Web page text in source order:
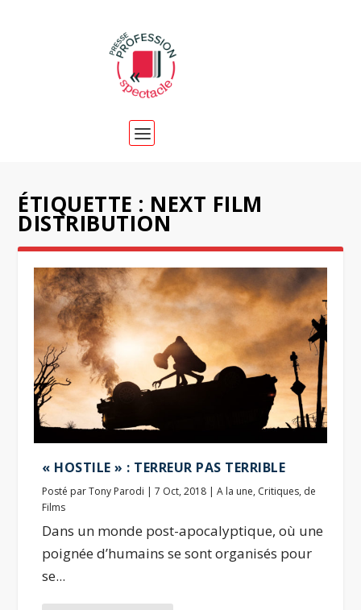
ÉTIQUETTE : NEXT FILM
DISTRIBUTION
« HOSTILE » : TERREUR PAS TERRIBLE
Posté parTony Parodi |7 Oct, 2018 |A la une, Critiques, de
Films
Dans un monde post-apocalyptique, où une
poignée d’humains se sont organisés pour
se...